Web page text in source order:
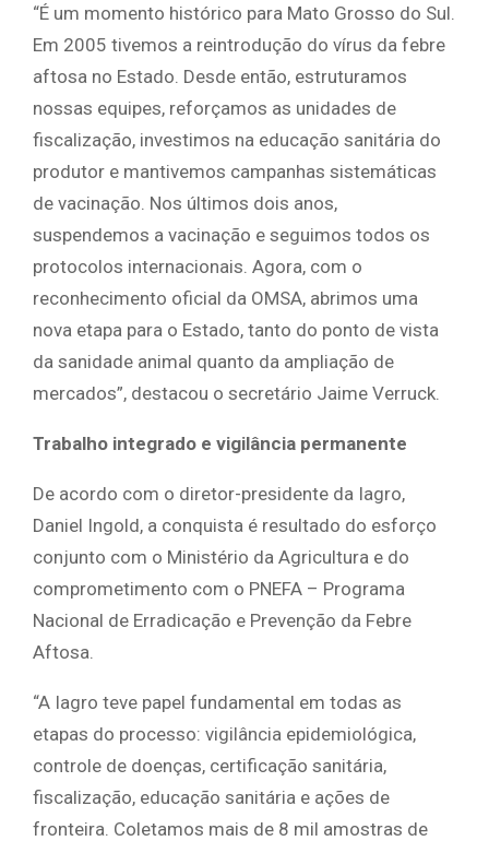
“É um momento histórico para Mato Grosso do Sul.
Em 2005 tivemos a reintrodução do vírus da febre
aftosa no Estado. Desde então, estruturamos
nossas equipes, reforçamos as unidades de
fiscalização, investimos na educação sanitária do
produtor e mantivemos campanhas sistemáticas
de vacinação. Nos últimos dois anos,
suspendemos a vacinação e seguimos todos os
protocolos internacionais. Agora, com o
reconhecimento oficial da OMSA, abrimos uma
nova etapa para o Estado, tanto do ponto de vista
da sanidade animal quanto da ampliação de
mercados”, destacou o secretário Jaime Verruck.
Trabalho integrado e vigilância permanente
De acordo com o diretor-presidente da Iagro,
Daniel Ingold, a conquista é resultado do esforço
conjunto com o Ministério da Agricultura e do
comprometimento com o PNEFA – Programa
Nacional de Erradicação e Prevenção da Febre
Aftosa.
“A Iagro teve papel fundamental em todas as
etapas do processo: vigilância epidemiológica,
controle de doenças, certificação sanitária,
fiscalização, educação sanitária e ações de
fronteira. Coletamos mais de 8 mil amostras de